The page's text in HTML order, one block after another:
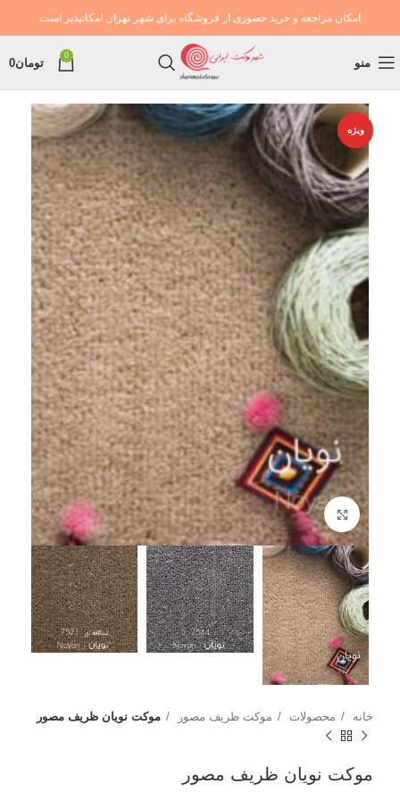
امکان مراجعه و خرید حضوری از فروشگاه برای شهر تهران امکانپذیر است
منو
0
تومان0
ویژه
بزرگنمایی تصویر
خانه محصولات موکت ظریف مصور موکت نویان ظریف مصور
موکت نویان ظریف مصور